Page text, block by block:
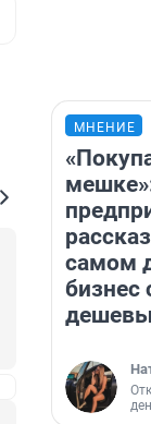
МНЕНИЕ
самом
бизнес